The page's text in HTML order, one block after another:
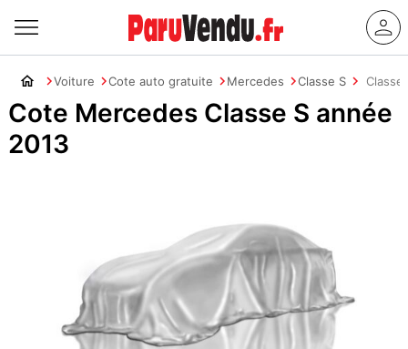
Voiture Cote auto gratuite Mercedes Classe S Classe
Cote Mercedes Classe S année
2013